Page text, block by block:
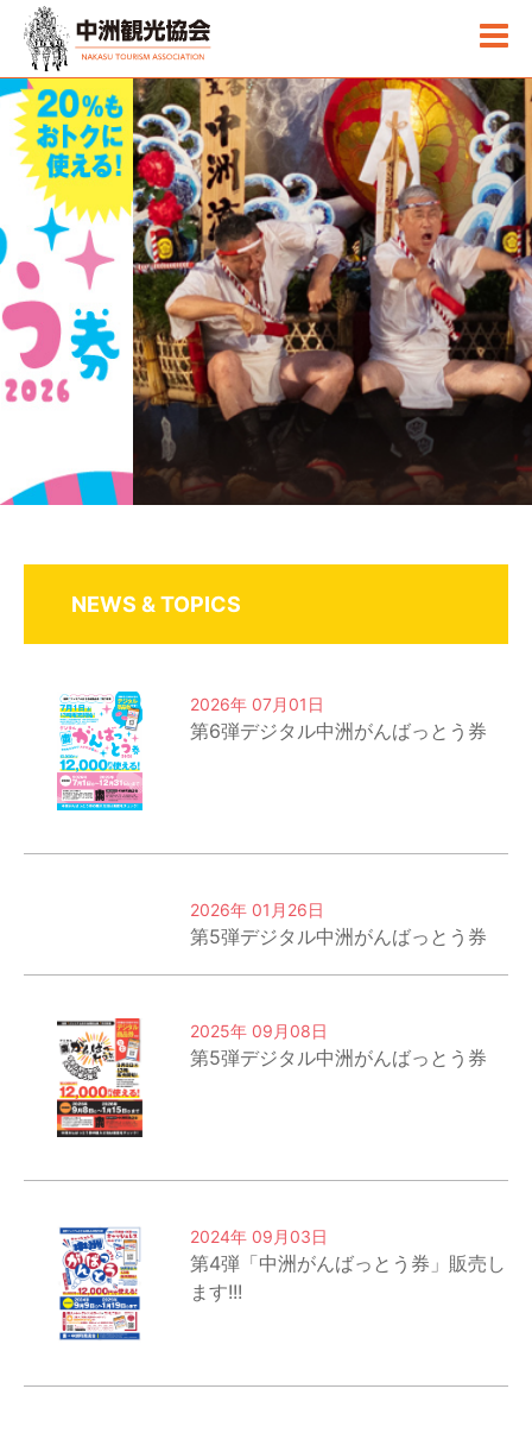
NEWS & TOPICS
2026年 07月01日
第6弾デジタル中洲がんばっとう券
2026年 01月26日
第5弾デジタル中洲がんばっとう券
2025年 09月08日
第5弾デジタル中洲がんばっとう券
2024年 09月03日
第4弾「中洲がんばっとう券」販売し
ます!!!